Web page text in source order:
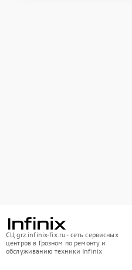
СЦ grz.infinix-fix.ru - сеть сервисных
центров в Грозном по ремонту и
обслуживанию техники Infinix